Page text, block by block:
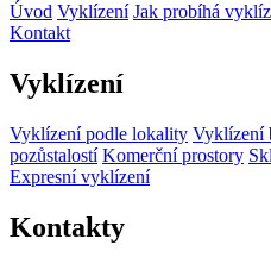
Úvod Vyklízení Jak probíhá
Kontakt
Vyklízení
Vyklízení podle lokality Vyklízení
pozůstalostí Komerční prostory
Expresní vyklízení
Kontakty